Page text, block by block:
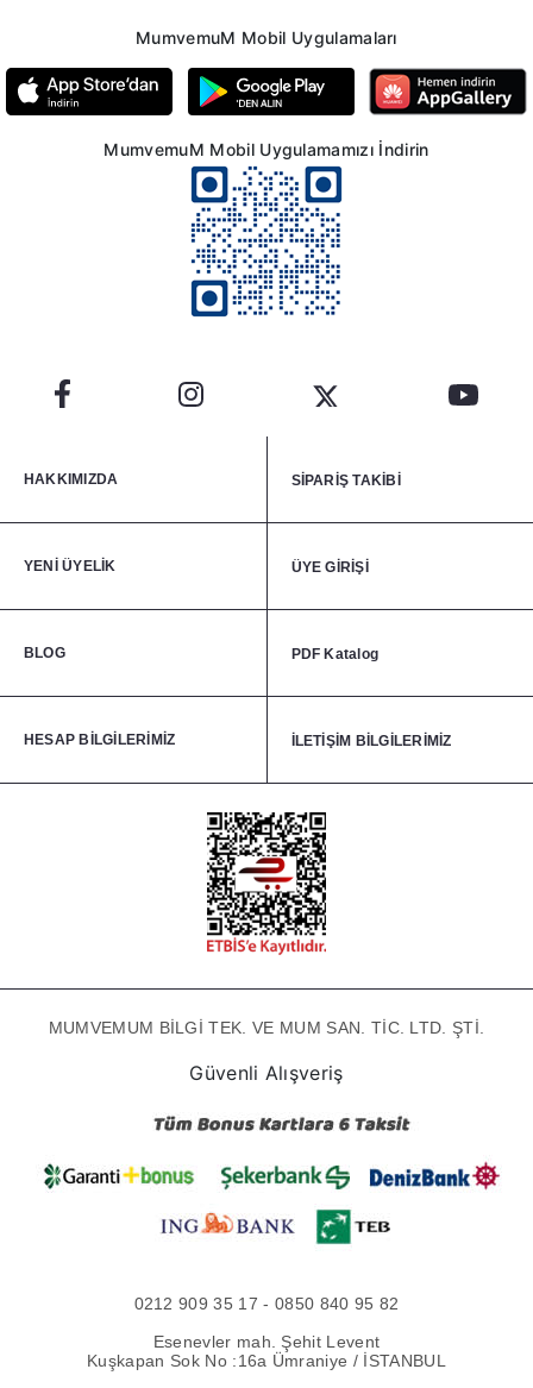
MumvemuM Mobil Uygulamaları
MumvemuM Mobil Uygulamamızı İndirin
HAKKIMIZDA SİPARİŞ TAKİBİ
YENİ ÜYELİK ÜYE GİRİŞİ
BLOG PDF Katalog
HESAP BİLGİLERİMİZ İLETİŞİM BİLGİLERİMİZ
MUMVEMUM BİLGİ TEK. VE MUM SAN. TİC. LTD. ŞTİ.
Güvenli Alışveriş
0212 909 35 17 - 0850 840 95 82
Esenevler mah. Şehit Levent
Kuşkapan Sok No :16a Ümraniye / İSTANBUL